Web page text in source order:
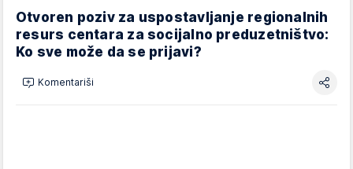
Otvoren poziv za uspostavljanje regionalnih
resurs centara za socijalno preduzetništvo:
Ko sve može da se prijavi?
Komentariši